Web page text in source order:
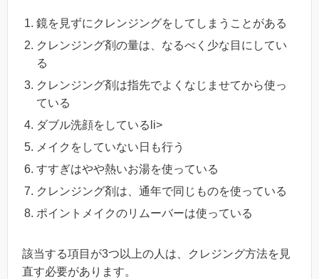
鏡を見ずにクレンジングをしてしまうことがある
クレンジング剤の量は、なるべく少な目にしてい
る
クレンジング剤は指先でよくなじませてから使っ
ている
ダブル洗顔をしているli>
メイクをしていない日も行う
すすぎはやや熱いお湯を使っている
クレンジング剤は、通年で同じものを使っている
ポイントメイクのリムーバーは使っている
該当する項目が3つ以上の人は、クレジング方法を見
直す必要があります。